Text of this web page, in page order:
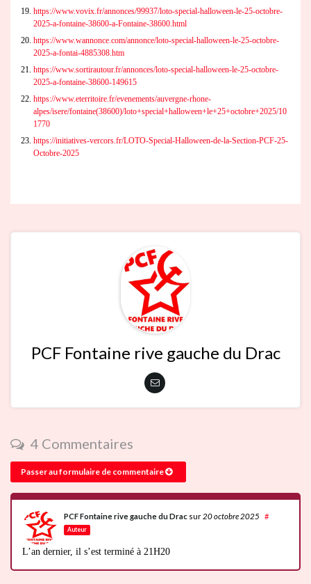
https://www.vovix.fr/annonces/99937/loto-special-halloween-le-25-octobre-
2025-a-fontaine-38600-a-Fontaine-38600.html
https://www.wannonce.com/annonce/loto-special-halloween-le-25-octobre-
2025-a-fontai-4885308.htm
https://www.sortirautour.fr/annonces/loto-special-halloween-le-25-octobre-
2025-a-fontaine-38600-149615
https://www.eterritoire.fr/evenements/auvergne-rhone-
alpes/isere/fontaine(38600)/loto+special+halloween+le+25+octobre+2025/10
1770
https://initiatives-vercors.fr/LOTO-Special-Halloween-de-la-Section-PCF-25-
Octobre-2025
PCF Fontaine rive gauche du Drac
4 Commentaires
Passer au formulaire de commentaire
PCF Fontaine rive gauche du Drac sur 20 octobre 2025
Auteur
#
L’an dernier, il s’est terminé à 21H20